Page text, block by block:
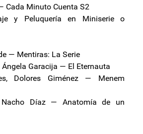
Cada Minuto Cuenta S2
y Peluquería en Miniserie o
— Mentiras: La Serie
Garacija — El Eternauta
Dolores Giménez — Menem
Nacho Díaz — Anatomía de un